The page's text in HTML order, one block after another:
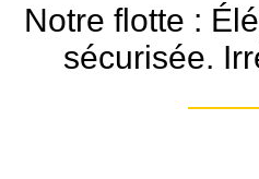
Notre flotte :
sécurisée.